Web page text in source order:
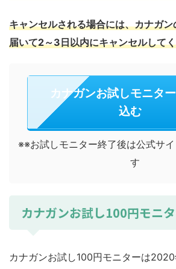
キャンセルされる場合には、カナガ
届いて2～3日以内にキャンセルして
カナガンお試しモニタ
込む
※※お試しモニター終了後は公式サ
す
カナガンお試し100円モニ
カナガンお試し100円モニターは